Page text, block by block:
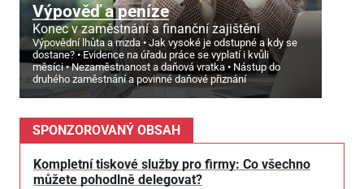
Výpověď a peníze
Konec v zaměstnání a finanční zajištění
Výpovědní lhůta a mzda
Jak vysoké je odstupné a kdy se
dostane?
Evidence na úřadu práce se vyplatí i kvůli
měsíci
Nezaměstnanost a daňová vratka
Nástup do
druhého zaměstnání a povinné daňové přiznání
SPONZOROVANÝ OBSAH
Kompletní tiskové služby pro firmy: Co všechno
můžete pohodlně delegovat?